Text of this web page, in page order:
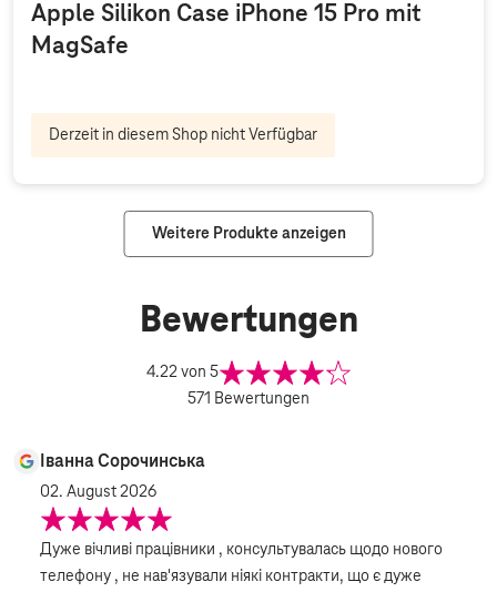
Apple Silikon Case iPhone 15 Pro mit
MagSafe
Derzeit in diesem Shop nicht Verfügbar
Weitere Produkte anzeigen
Bewertungen
4.22von 5
571 Bewertungen
Іванна Сорочинська
02. August 2026
Дуже вічливі працівники , консультувалась щодо нового
телефону , не нав'язували ніякі контракти, що є дуже